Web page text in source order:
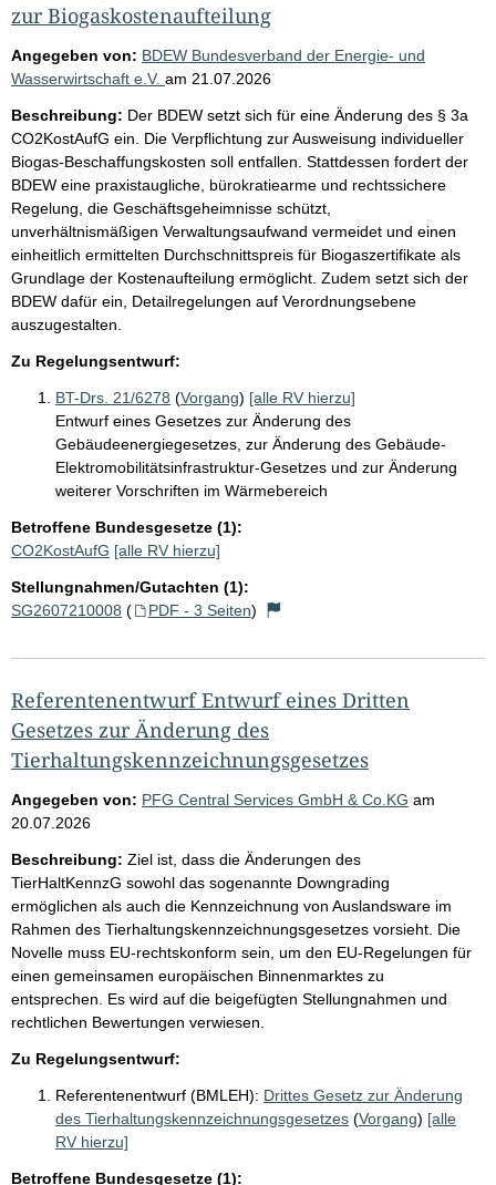
zur Biogaskostenaufteilung
Angegeben von: BDEW Bundesverband der Energie- und
Wasserwirtschaft e.V. am 21.07.2026
Beschreibung: Der BDEW setzt sich für eine Änderung des § 3a
CO2KostAufG ein. Die Verpflichtung zur Ausweisung individueller
Biogas-Beschaffungskosten soll entfallen. Stattdessen fordert der
BDEW eine praxistaugliche, bürokratiearme und rechtssichere
Regelung, die Geschäftsgeheimnisse schützt,
unverhältnismäßigen Verwaltungsaufwand vermeidet und einen
einheitlich ermittelten Durchschnittspreis für Biogaszertifikate als
Grundlage der Kostenaufteilung ermöglicht. Zudem setzt sich der
BDEW dafür ein, Detailregelungen auf Verordnungsebene
auszugestalten.
Zu Regelungsentwurf:
BT-Drs. 21/6278 (Vorgang) [alle RV hierzu]
Entwurf eines Gesetzes zur Änderung des
Gebäudeenergiegesetzes, zur Änderung des Gebäude-
Elektromobilitätsinfrastruktur-Gesetzes und zur Änderung
weiterer Vorschriften im Wärmebereich
Betroffene Bundesgesetze (1):
CO2KostAufG [alle RV hierzu]
Stellungnahmen/Gutachten (1):
SG2607210008 ( PDF - 3 Seiten)
Referentenentwurf Entwurf eines Dritten
Gesetzes zur Änderung des
Tierhaltungskennzeichnungsgesetzes
Angegeben von: PFG Central Services GmbH & Co.KG am
20.07.2026
Beschreibung: Ziel ist, dass die Änderungen des
TierHaltKennzG sowohl das sogenannte Downgrading
ermöglichen als auch die Kennzeichnung von Auslandsware im
Rahmen des Tierhaltungskennzeichnungsgesetzes vorsieht. Die
Novelle muss EU-rechtskonform sein, um den EU-Regelungen für
einen gemeinsamen europäischen Binnenmarktes zu
entsprechen. Es wird auf die beigefügten Stellungnahmen und
rechtlichen Bewertungen verwiesen.
Zu Regelungsentwurf:
Referentenentwurf (BMLEH): Drittes Gesetz zur Änderung
des Tierhaltungskennzeichnungsgesetzes (Vorgang) [alle
RV hierzu]
Betroffene Bundesgesetze (1):